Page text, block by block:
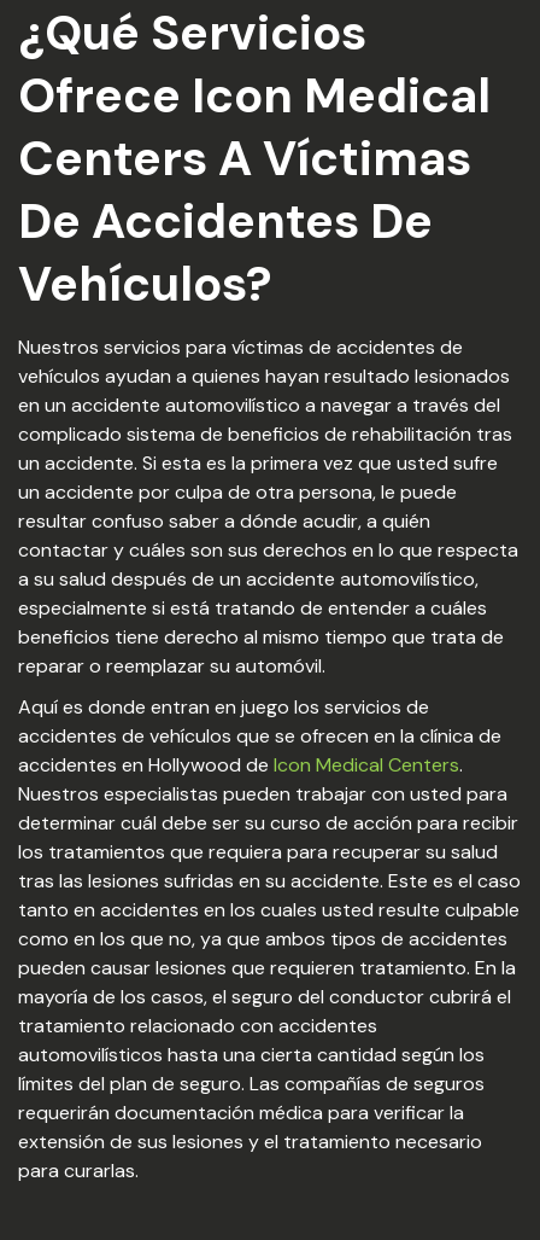
¿Qué Servicios
Ofrece Icon Medical
Centers A Víctimas
De Accidentes De
Vehículos?
Nuestros servicios para víctimas de accidentes de
vehículos ayudan a quienes hayan resultado lesionados
en un accidente automovilístico a navegar a través del
complicado sistema de beneficios de rehabilitación tras
un accidente. Si esta es la primera vez que usted sufre
un accidente por culpa de otra persona, le puede
resultar confuso saber a dónde acudir, a quién
contactar y cuáles son sus derechos en lo que respecta
a su salud después de un accidente automovilístico,
especialmente si está tratando de entender a cuáles
beneficios tiene derecho al mismo tiempo que trata de
reparar o reemplazar su automóvil.
Aquí es donde entran en juego los servicios de
accidentes de vehículos que se ofrecen en la clínica de
accidentes en Hollywood de Icon Medical Centers.
Nuestros especialistas pueden trabajar con usted para
determinar cuál debe ser su curso de acción para recibir
los tratamientos que requiera para recuperar su salud
tras las lesiones sufridas en su accidente. Este es el caso
tanto en accidentes en los cuales usted resulte culpable
como en los que no, ya que ambos tipos de accidentes
pueden causar lesiones que requieren tratamiento. En la
mayoría de los casos, el seguro del conductor cubrirá el
tratamiento relacionado con accidentes
automovilísticos hasta una cierta cantidad según los
límites del plan de seguro. Las compañías de seguros
requerirán documentación médica para verificar la
extensión de sus lesiones y el tratamiento necesario
para curarlas.